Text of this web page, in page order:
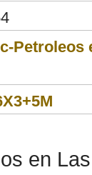
Petroleos
en